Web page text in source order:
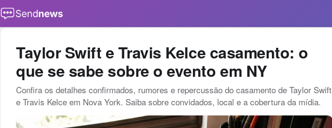
Taylor Swift e Travis Kelce casamento: o
que se sabe sobre o evento em NY
Confira os detalhes confirmados, rumores e repercussão do casamento de Taylor Swift
e Travis Kelce em Nova York. Saiba sobre convidados, local e a cobertura da mídia.